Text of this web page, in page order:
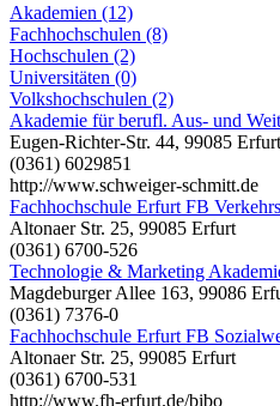
Akademien (12)
Fachhochschulen (8)
Hochschulen (2)
Universitäten (0)
Volkshochschulen (2)
Akademie für berufl. Aus- und
Eugen-Richter-Str. 44, 99085 Erfurt
(0361) 6029851
http://www.schweiger-schmitt.de
Fachhochschule Erfurt FB
Altonaer Str. 25, 99085 Erfurt
(0361) 6700-526
Technologie & Marketing
Magdeburger Allee 163, 99086
(0361) 7376-0
Fachhochschule Erfurt FB
Altonaer Str. 25, 99085 Erfurt
(0361) 6700-531
http://www.fh-erfurt.de/bibo